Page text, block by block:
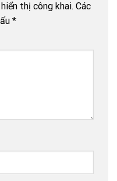
thị công khai. Các
*